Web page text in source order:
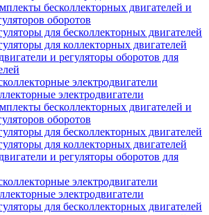
бесколлекторных двигателей и
оборотов
для бесколлекторных двигателей
для коллекторных двигателей
и регуляторы оборотов для
электродвигатели
электродвигатели
бесколлекторных двигателей и
оборотов
для бесколлекторных двигателей
для коллекторных двигателей
и регуляторы оборотов для
электродвигатели
электродвигатели
для бесколлекторных двигателей